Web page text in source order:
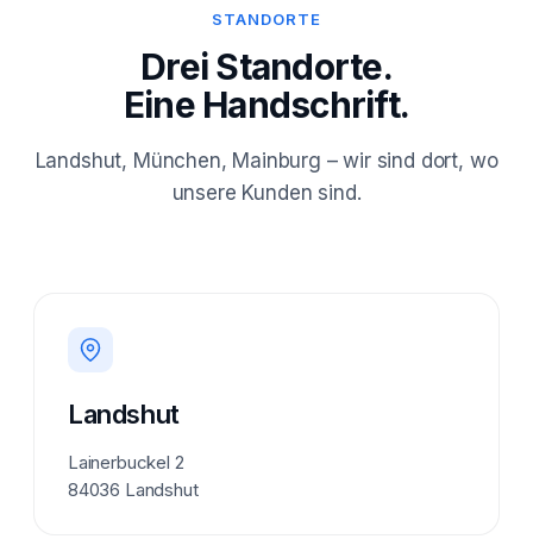
STANDORTE
Drei Standorte.
Eine Handschrift.
Landshut, München, Mainburg – wir sind dort, wo
unsere Kunden sind.
Landshut
Lainerbuckel 2
84036 Landshut